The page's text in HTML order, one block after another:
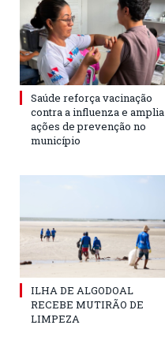
Saúde reforça vacinação
contra a influenza e amplia
ações de prevenção no
município
ILHA DE ALGODOAL
RECEBE MUTIRÃO DE
LIMPEZA